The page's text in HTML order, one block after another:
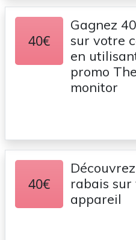
40€
Gagnez
sur votre
en
promo
monitor
40€
rabais sur
appareil